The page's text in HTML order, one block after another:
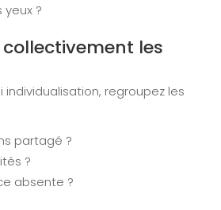
yeux ?
collectivement les
individualisation, regroupez les
partagé ?
?
absente ?